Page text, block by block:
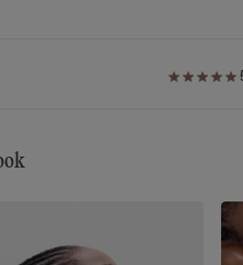
175 cm y lleva la talla 2B / 75B